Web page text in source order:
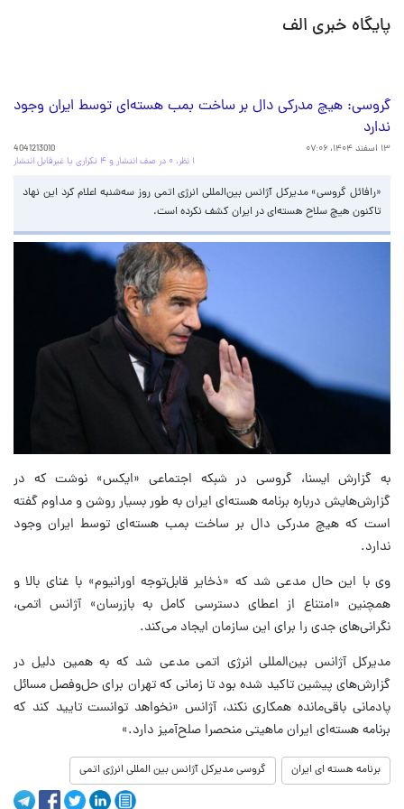
پایگاه خبری الف
گروسی: هیچ مدرکی دال بر ساخت بمب هسته‌ای توسط ایران وجود
ندارد
۱۳ اسفند ۱۴۰۴، ۰۷:۰۶
4041213010
۱ نظر، ۰ در صف انتشار و ۴ تکراری یا غیرقابل انتشار
«رافائل گروسی» مدیرکل آژانس بین‌المللی انرژی اتمی روز سه‌شنبه اعلام کرد این نهاد
تاکنون هیچ سلاح هسته‌ای در ایران کشف نکرده است.
به گزارش ایسنا، گروسی در شبکه اجتماعی «ایکس» نوشت که در
گزارش‌هایش درباره برنامه هسته‌ای ایران به طور بسیار روشن و مداوم گفته‌
است که هیچ مدرکی دال بر ساخت بمب هسته‌ای توسط ایران وجود
ندارد.
وی با این حال مدعی شد که «ذخایر قابل‌توجه اورانیوم» با غنای بالا و
همچنین «امتناع از اعطای دسترسی کامل به بازرسان» آژانس اتمی،
نگرانی‌های جدی را برای این سازمان ایجاد می‌کند.
مدیرکل آژانس بین‌المللی انرژی اتمی مدعی شد که به همین دلیل در
گزارش‌های پیشین تاکید شده بود تا زمانی که تهران برای حل‌وفصل مسائل
پادمانی باقی‌مانده همکاری نکند، آژانس «نخواهد توانست تایید کند که
برنامه هسته‌ای ایران ماهیتی منحصرا صلح‌آمیز دارد.»
برنامه هسته ای ایران گروسی مدیرکل آژانس بین المللی انرژی اتمی